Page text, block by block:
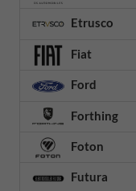
Etrusco
Fiat
Ford
Forthing
Foton
Futura